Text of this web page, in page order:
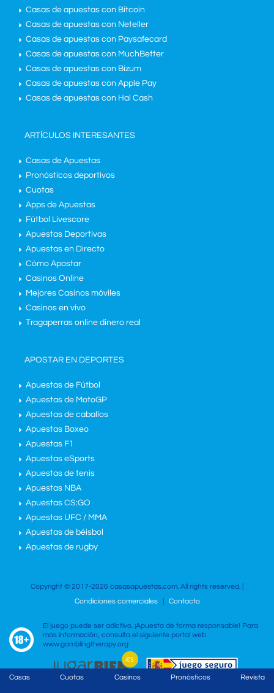
Casas de apuestas con Bitcoin
Casas de apuestas con Neteller
Casas de apuestas con Paysafecard
Casas de apuestas con MuchBetter
Casas de apuestas con Bizum
Casas de apuestas con Apple Pay
Casas de apuestas con Hal Cash
ARTÍCULOS INTERESANTES
Casas de Apuestas
Pronósticos deportivos
Cuotas
Apps de Apuestas
Fútbol Livescore
Apuestas Deportivas
Apuestas en Directo
Cómo Apostar
Casinos Online
Mejores Casinos móviles
Casinos en vivo
Tragaperras online dinero real
APOSTAR EN DEPORTES
Apuestas de Fútbol
Apuestas de MotoGP
Apuestas de caballos
Apuestas Boxeo
Apuestas F1
Apuestas eSports
Apuestas de tenis
Apuestas NBA
Apuestas CS:GO
Apuestas UFC / MMA
Apuestas de béisbol
Apuestas de rugby
Copyright © 2017-2026 casasapuestas.com. All rights reserved. |
Condiciones comerciales
Contacto
El juego puede ser adictivo. ¡Apuesta de forma responsable! Para
más información, consulta el siguiente portal web
www.gamblingtherapy.org
Casas Cuotas Casinos Pronósticos Revista